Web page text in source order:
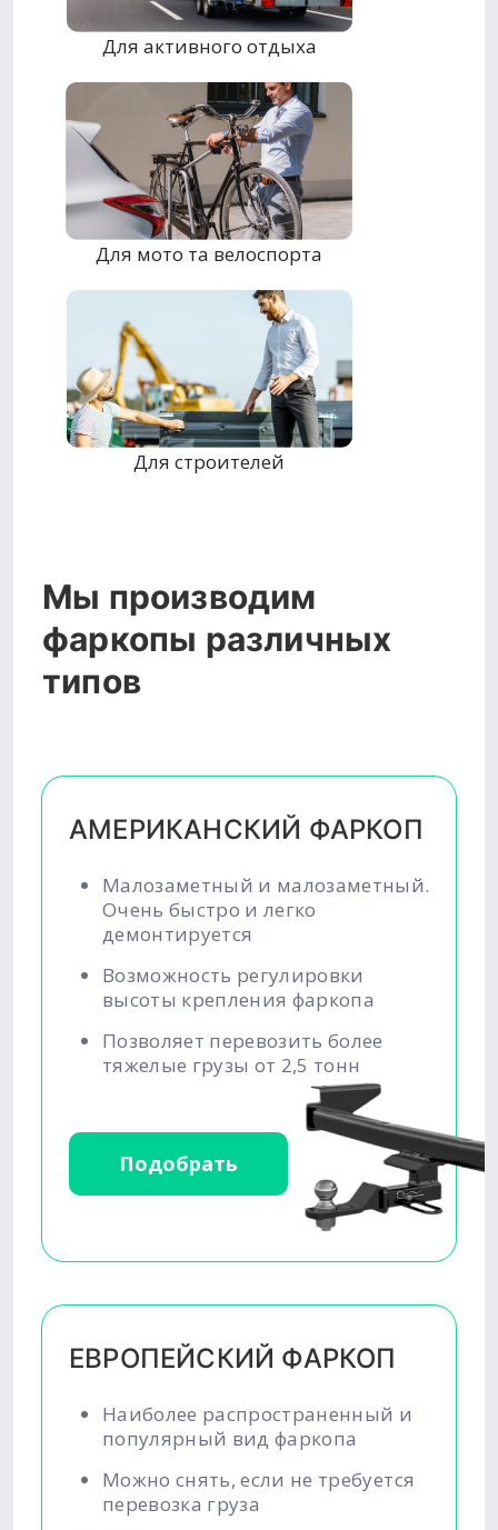
Для активного отдыха
Для мото та велоспорта
Для строителей
Мы производим
фаркопы различных
типов
АМЕРИКАНСКИЙ ФАРКОП
Малозаметный и малозаметный.
Очень быстро и легко
демонтируется
Возможность регулировки
высоты крепления фаркопа
Позволяет перевозить более
тяжелые грузы от 2,5 тонн
Подобрать
ЕВРОПЕЙСКИЙ ФАРКОП
Наиболее распространенный и
популярный вид фаркопа
Можно снять, если не требуется
перевозка груза